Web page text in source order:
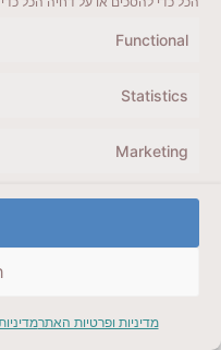
Functional
Statistics
Marketing
מדיניות ופרטיות האתר
מה עוד